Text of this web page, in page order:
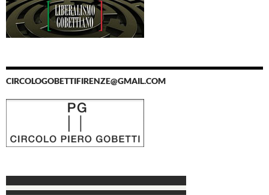
CIRCOLOGOBETTIFIRENZE@GMAIL.COM